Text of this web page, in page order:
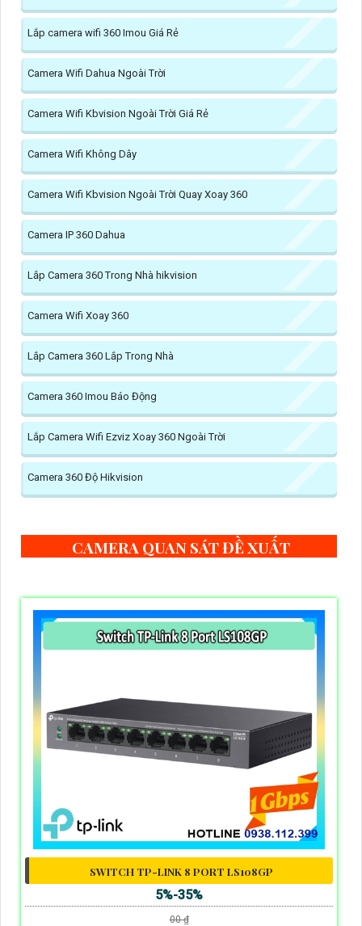
Lắp camera wifi 360 Imou Giá Rẻ
Camera Wifi Dahua Ngoài Trời
Camera Wifi Kbvision Ngoài Trời Giá Rẻ
Camera Wifi Không Dây
Camera Wifi Kbvision Ngoài Trời Quay Xoay 360
Camera IP 360 Dahua
Lắp Camera 360 Trong Nhà hikvision
Camera Wifi Xoay 360
Lắp Camera 360 Lắp Trong Nhà
Camera 360 Imou Báo Động
Lắp Camera Wifi Ezviz Xoay 360 Ngoài Trời
Camera 360 Độ Hikvision
CAMERA QUAN SÁT ĐỀ XUẤT
SWITCH TP-LINK 8 PORT LS108GP
5%-35%
00 ₫